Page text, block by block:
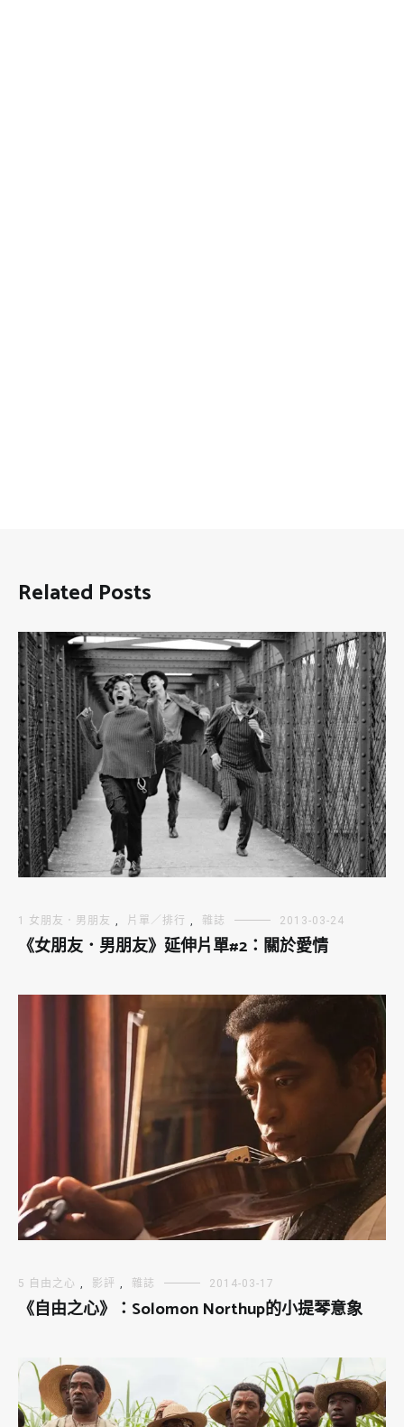
Related Posts
1 女朋友．男朋友 , 片單／排行 , 雜誌 2013-03-24
《女朋友．男朋友》延伸片單#2：關於愛情
5 自由之心 , 影評 , 雜誌 2014-03-17
《自由之心》：Solomon Northup的小提琴意象